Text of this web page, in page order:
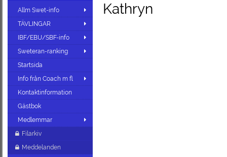
Allm Swet-info
TÄVLINGAR
IBF/EBU/SBF-info
Sweteran-ranking
Startsida
Info från Coach m fl
Kontaktinformation
Gästbok
Medlemmar
Filarkiv
Meddelanden
Kathryn